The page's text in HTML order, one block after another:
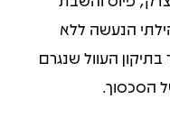
הנעשה ללא
העוול שנגרם
הסכסוך.